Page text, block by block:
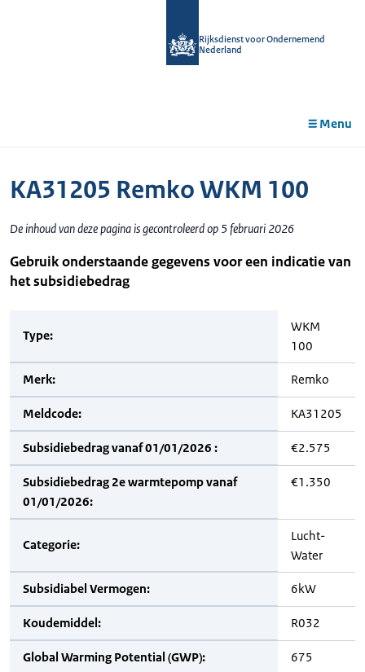
Rijksdienst voor Ondernemend
Nederland
Menu
KA31205 Remko WKM 100
De inhoud van deze pagina is gecontroleerd op 5 februari 2026
Gebruik onderstaande gegevens voor een indicatie van
het subsidiebedrag
Type:
WKM
100
Merk: Remko
Meldcode: KA31205
Subsidiebedrag vanaf 01/01/2026 : €2.575
Subsidiebedrag 2e warmtepomp vanaf
01/01/2026:
€1.350
Categorie:
Lucht-
Water
Subsidiabel Vermogen: 6kW
Koudemiddel: R032
Global Warming Potential (GWP): 675